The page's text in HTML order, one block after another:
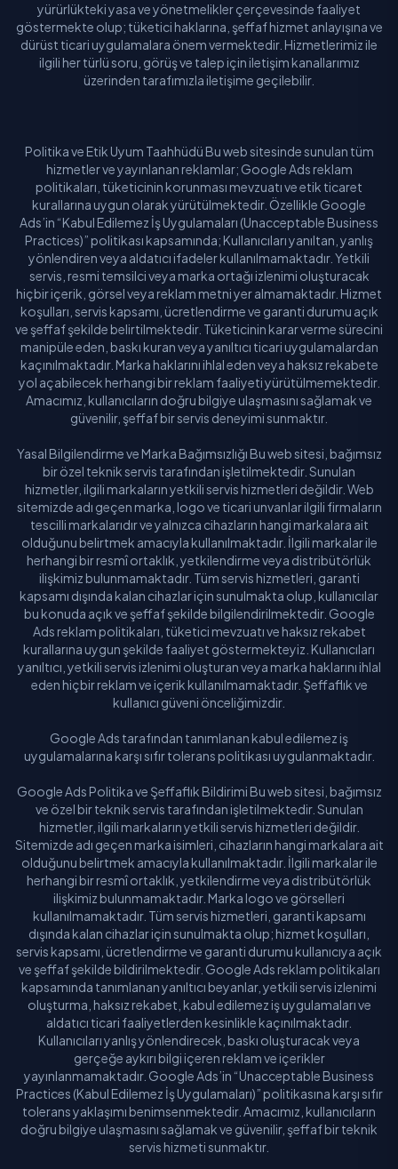
yürürlükteki yasa ve yönetmelikler çerçevesinde faaliyet
göstermekte olup; tüketici haklarına, şeffaf hizmet anlayışına ve
dürüst ticari uygulamalara önem vermektedir. Hizmetlerimiz ile
ilgili her türlü soru, görüş ve talep için iletişim kanallarımız
üzerinden tarafımızla iletişime geçilebilir.
Politika ve Etik Uyum Taahhüdü Bu web sitesinde sunulan tüm
hizmetler ve yayınlanan reklamlar; Google Ads reklam
politikaları, tüketicinin korunması mevzuatı ve etik ticaret
kurallarına uygun olarak yürütülmektedir. Özellikle Google
Ads’in “Kabul Edilemez İş Uygulamaları (Unacceptable Business
Practices)” politikası kapsamında; Kullanıcıları yanıltan, yanlış
yönlendiren veya aldatıcı ifadeler kullanılmamaktadır. Yetkili
servis, resmi temsilci veya marka ortağı izlenimi oluşturacak
hiçbir içerik, görsel veya reklam metni yer almamaktadır. Hizmet
koşulları, servis kapsamı, ücretlendirme ve garanti durumu açık
ve şeffaf şekilde belirtilmektedir. Tüketicinin karar verme sürecini
manipüle eden, baskı kuran veya yanıltıcı ticari uygulamalardan
kaçınılmaktadır. Marka haklarını ihlal eden veya haksız rekabete
yol açabilecek herhangi bir reklam faaliyeti yürütülmemektedir.
Amacımız, kullanıcıların doğru bilgiye ulaşmasını sağlamak ve
güvenilir, şeffaf bir servis deneyimi sunmaktır.
Yasal Bilgilendirme ve Marka Bağımsızlığı Bu web sitesi, bağımsız
bir özel teknik servis tarafından işletilmektedir. Sunulan
hizmetler, ilgili markaların yetkili servis hizmetleri değildir. Web
sitemizde adı geçen marka, logo ve ticari unvanlar ilgili firmaların
tescilli markalarıdır ve yalnızca cihazların hangi markalara ait
olduğunu belirtmek amacıyla kullanılmaktadır. İlgili markalar ile
herhangi bir resmî ortaklık, yetkilendirme veya distribütörlük
ilişkimiz bulunmamaktadır. Tüm servis hizmetleri, garanti
kapsamı dışında kalan cihazlar için sunulmakta olup, kullanıcılar
bu konuda açık ve şeffaf şekilde bilgilendirilmektedir. Google
Ads reklam politikaları, tüketici mevzuatı ve haksız rekabet
kurallarına uygun şekilde faaliyet göstermekteyiz. Kullanıcıları
yanıltıcı, yetkili servis izlenimi oluşturan veya marka haklarını ihlal
eden hiçbir reklam ve içerik kullanılmamaktadır. Şeffaflık ve
kullanıcı güveni önceliğimizdir.
Google Ads tarafından tanımlanan kabul edilemez iş
uygulamalarına karşı sıfır tolerans politikası uygulanmaktadır.
Google Ads Politika ve Şeffaflık Bildirimi Bu web sitesi, bağımsız
ve özel bir teknik servis tarafından işletilmektedir. Sunulan
hizmetler, ilgili markaların yetkili servis hizmetleri değildir.
Sitemizde adı geçen marka isimleri, cihazların hangi markalara ait
olduğunu belirtmek amacıyla kullanılmaktadır. İlgili markalar ile
herhangi bir resmî ortaklık, yetkilendirme veya distribütörlük
ilişkimiz bulunmamaktadır. Marka logo ve görselleri
kullanılmamaktadır. Tüm servis hizmetleri, garanti kapsamı
dışında kalan cihazlar için sunulmakta olup; hizmet koşulları,
servis kapsamı, ücretlendirme ve garanti durumu kullanıcıya açık
ve şeffaf şekilde bildirilmektedir. Google Ads reklam politikaları
kapsamında tanımlanan yanıltıcı beyanlar, yetkili servis izlenimi
oluşturma, haksız rekabet, kabul edilemez iş uygulamaları ve
aldatıcı ticari faaliyetlerden kesinlikle kaçınılmaktadır.
Kullanıcıları yanlış yönlendirecek, baskı oluşturacak veya
gerçeğe aykırı bilgi içeren reklam ve içerikler
yayınlanmamaktadır. Google Ads’in “Unacceptable Business
Practices (Kabul Edilemez İş Uygulamaları)” politikasına karşı sıfır
tolerans yaklaşımı benimsenmektedir. Amacımız, kullanıcıların
doğru bilgiye ulaşmasını sağlamak ve güvenilir, şeffaf bir teknik
servis hizmeti sunmaktır.